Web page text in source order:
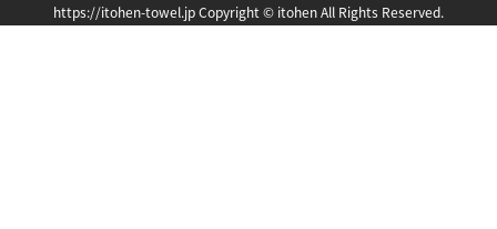
https://itohen-towel.jp Copyright © itohen All Rights Reserved.